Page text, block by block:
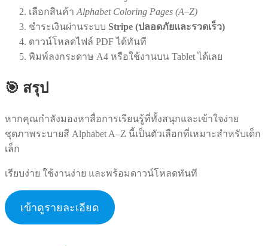
เลือกสินค้า Alphabet Coloring Pages (A–Z)
ชำระเงินผ่านระบบ Stripe (ปลอดภัยและรวดเร็ว)
ดาวน์โหลดไฟล์ PDF ได้ทันที
พิมพ์ลงกระดาษ A4 หรือใช้งานบน Tablet ได้เลย
🎯 สรุป
หากคุณกำลังมองหาสื่อการเรียนรู้ที่ทั้งสนุกและเข้าใจง่าย
ชุดภาพระบายสี Alphabet A–Z นี้เป็นตัวเลือกที่เหมาะสำหรับเด็ก
เล็ก
เรียบง่าย ใช้งานง่าย และพร้อมดาวน์โหลดทันที
เข้าดูรายละเอียด